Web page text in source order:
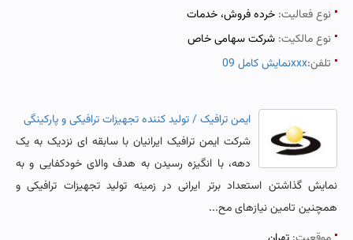
نوع فعالیت: خرده فروش، خدمات
نوع مالکیت: شرکت سهامی خاص
تلفن:نمایش کامل 09xxx
ایمن ترافیک / تولید کننده تجهیزات ترافیکی و پارکینگی
شرکت ایمن ترافیک ایرانیان با سابقه ای نزدیک به یک
دهه، با انگیزه رسیدن به هدف والای خودکفایی و به
نمایش گذاشتن استعداد برتر ایرانی در زمینه تولید تجهیزات ترافیکی و
همچنین تامین نیازهای مح...